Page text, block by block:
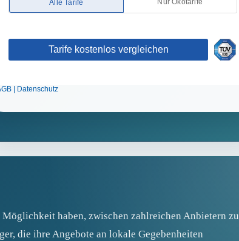
haben, zwischen zahlreichen Anbietern zu
die ihre Angebote an lokale Gegebenheiten